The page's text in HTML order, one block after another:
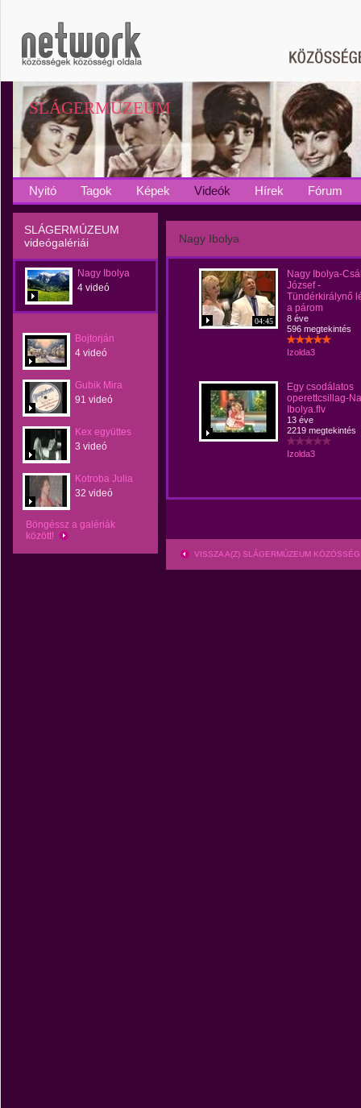
SLÁGERMÚZEUM
Nyitó Tagok Képek Videók Hírek Fórum
SLÁGERMÚZEUM
videógalériái
Nagy Ibolya
4 videó
Bojtorján
4 videó
Gubik Mira
91 videó
Kex együttes
3 videó
Kotroba Julia
32 videó
Böngéssz a galériák
között!
Nagy Ibolya
04:45
Nagy Ibolya-
József -
Tündérkirálynő
a párom
8 éve
596 megtekintés
Izolda3
Egy csodálatos
operettcsillag-
Ibolya.flv
13 éve
2219 megtekintés
Izolda3
VISSZA A(Z) SLÁGERMÚZEUM